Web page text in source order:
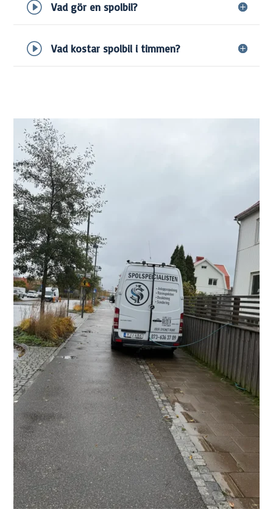
Vad gör en spolbil?
Vad kostar spolbil i timmen?